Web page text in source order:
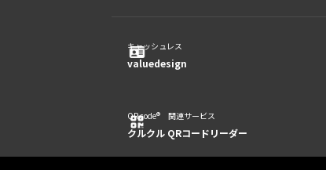
キャッシュレス
valuedesign
QR code® 関連サービス
クルクル QRコードリーダー